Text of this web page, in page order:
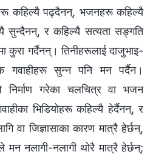
कहिल्यै पढ्दैनन्, भजनहरू कहिल्यै
सुन्दैनन्, र कहिल्यै सत्यता सङ्गति
कुरा गर्दैनन्। तिनीहरूलाई दाजुभाइ-
गवाहीहरू सुन्न पनि मन पर्दैन।
निर्माण गरेका चलचित्र वा भजन
भिडियोहरू कहिल्यै हेर्दैनन्, र
वा जिज्ञासाका कारण मात्रै हेर्छन्,
मन नलागी-नलागी थोरै मात्रै हेर्छन्;